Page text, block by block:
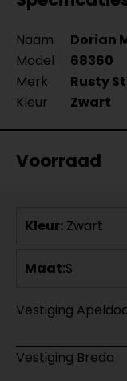
Naam
Dorian
Model
68360
Merk
Rusty
Kleur
Zwart
Voorraad
Kleur: Zwart
Maat:S
Vestiging
Vestiging Breda